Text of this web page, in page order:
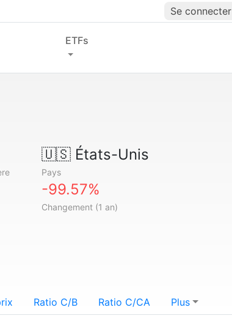
Se connecter
ETFs
🇺🇸États-Unis
Pays
-99.57%
Changement (1 an)
Ratio C/B Ratio C/CA Plus